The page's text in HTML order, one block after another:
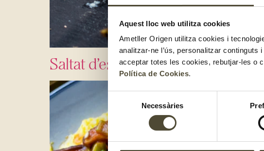
Aquest lloc web utilitza cookies
Ametller Origen utilitza cookies i
analitzar-ne l’ús, personalitzar continguts
acceptar totes les cookies, rebutjar-les o
Política de Cookies.
consentiment
Necessàries
Saltat d’espàrrecs verds, tofu i